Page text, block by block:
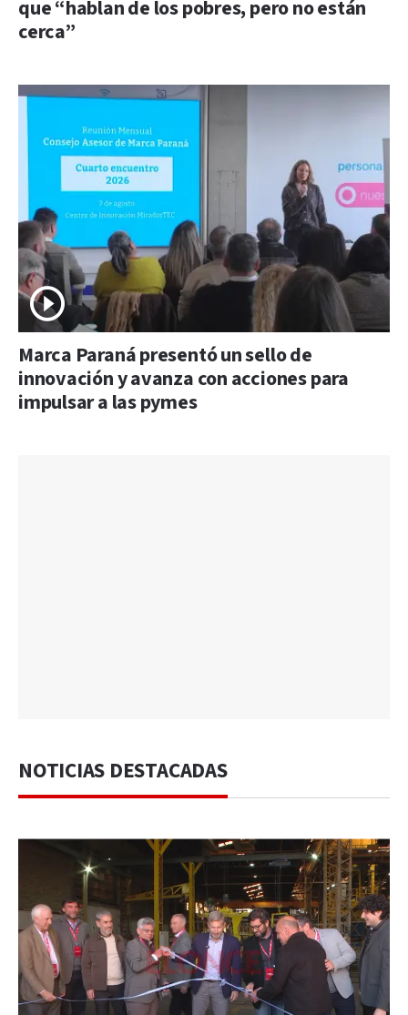
que “hablan de los pobres, pero no están
cerca”
Marca Paraná presentó un sello de
innovación y avanza con acciones para
impulsar a las pymes
NOTICIAS DESTACADAS